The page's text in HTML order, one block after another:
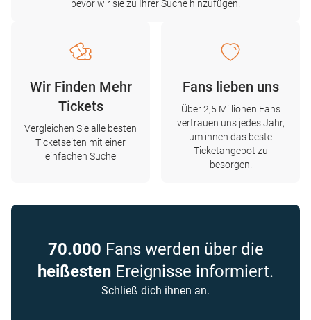
bevor wir sie zu Ihrer Suche hinzufügen.
Wir Finden Mehr
Tickets
Vergleichen Sie alle besten
Ticketseiten mit einer
einfachen Suche
Fans lieben uns
Über 2,5 Millionen Fans
vertrauen uns jedes Jahr,
um ihnen das beste
Ticketangebot zu
besorgen.
70.000 Fans werden über die
heißesten Ereignisse informiert.
Schließ dich ihnen an.